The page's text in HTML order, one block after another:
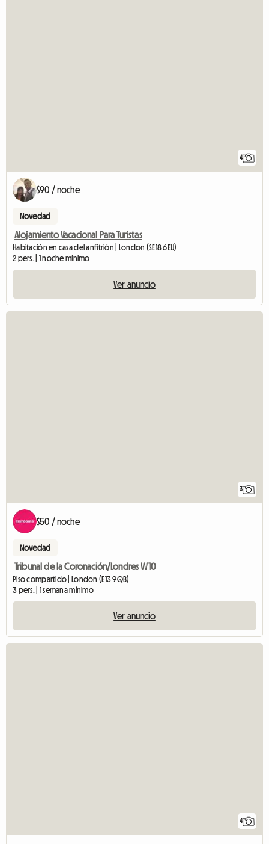
4
$90 / noche
Novedad
Alojamiento Vacacional Para Turistas
Habitación en casa del anfitrión | London (SE18 6EU)
2 pers. | 1 noche mínimo
Ver anuncio
3
$50 / noche
Novedad
Tribunal de la Coronación/Londres W10
Piso compartido | London (E13 9QB)
3 pers. | 1 semana mínimo
Ver anuncio
4